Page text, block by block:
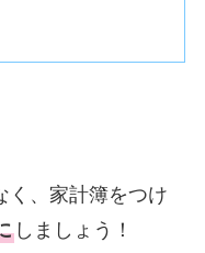
く、家計簿をつけ
しましょう！